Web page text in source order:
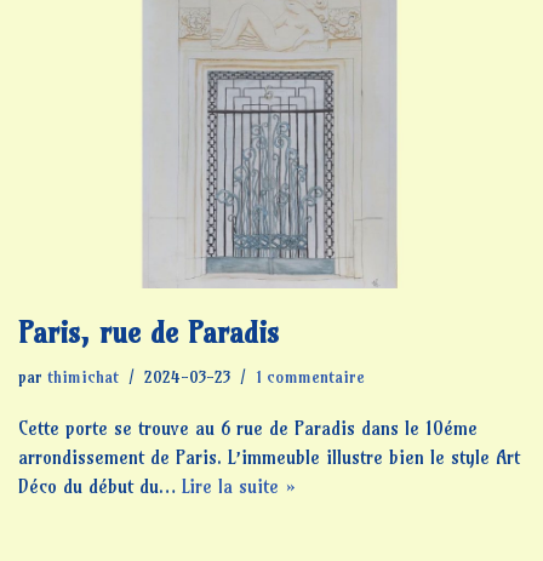
Paris, rue de Paradis
par thimichat 2024-03-23 1 commentaire
Cette porte se trouve au 6 rue de Paradis dans le 10éme
arrondissement de Paris. L’immeuble illustre bien le style Art
Déco du début du… Lire la suite »